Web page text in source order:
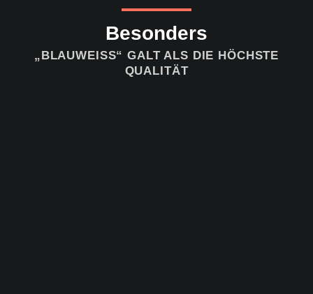
Besonders
„BLAUWEISS“ GALT ALS DIE HÖCHSTE
QUALITÄT